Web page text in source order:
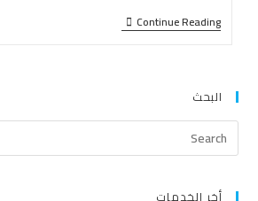
Continue Reading
البحث
أخر الخدمات